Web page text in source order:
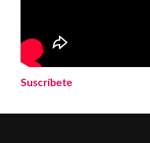
Suscríbete